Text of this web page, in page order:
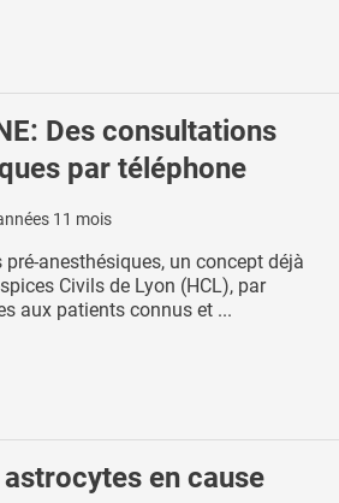
Des consultations
par téléphone
11 mois
anesthésiques, un concept déjà
Civils de Lyon (HCL), par
aux patients connus et ...
astrocytes en cause